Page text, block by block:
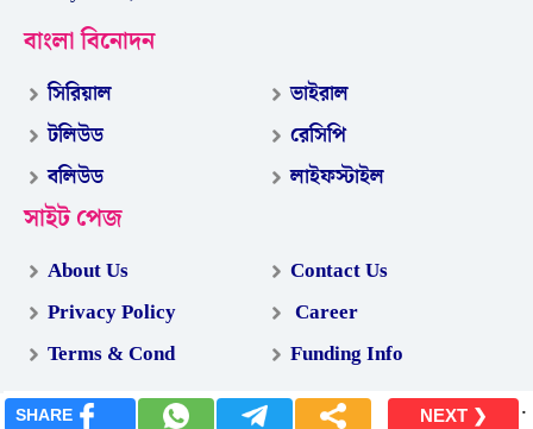
বাংলা বিনোদন
সিরিয়াল
টলিউড
বলিউড
ভাইরাল
রেসিপি
লাইফস্টাইল
সাইট পেজ
About Us
Privacy Policy
Terms & Cond
Contact Us
Career
Funding Info
SHARE NEXT ❯ .